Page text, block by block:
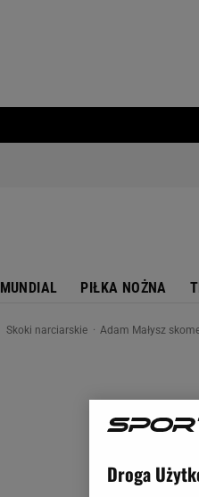
MUNDIAL PIŁKA NOŻNA
Skoki narciarskie Adam Małysz
Droga